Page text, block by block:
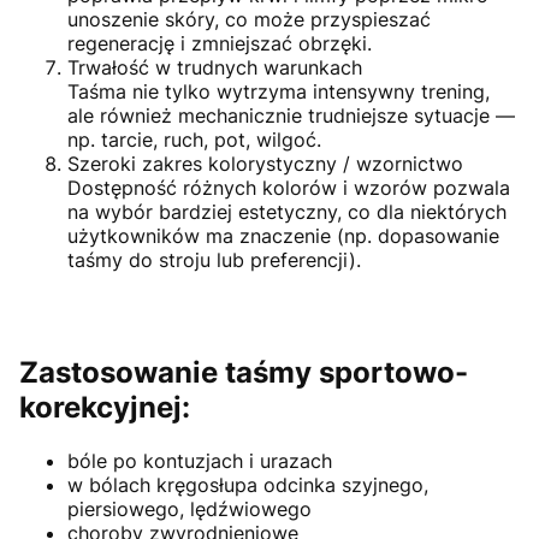
unoszenie skóry, co może przyspieszać
regenerację i zmniejszać obrzęki.
Trwałość w trudnych warunkach
Taśma nie tylko wytrzyma intensywny trening,
ale również mechanicznie trudniejsze sytuacje —
np. tarcie, ruch, pot, wilgoć.
Szeroki zakres kolorystyczny / wzornictwo
Dostępność różnych kolorów i wzorów pozwala
na wybór bardziej estetyczny, co dla niektórych
użytkowników ma znaczenie (np. dopasowanie
taśmy do stroju lub preferencji).
Zastosowanie taśmy sportowo-
korekcyjnej:
bóle po kontuzjach i urazach
w bólach kręgosłupa odcinka szyjnego,
piersiowego, lędźwiowego
choroby zwyrodnieniowe